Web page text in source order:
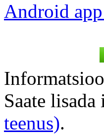
Android
Saate
teenus).